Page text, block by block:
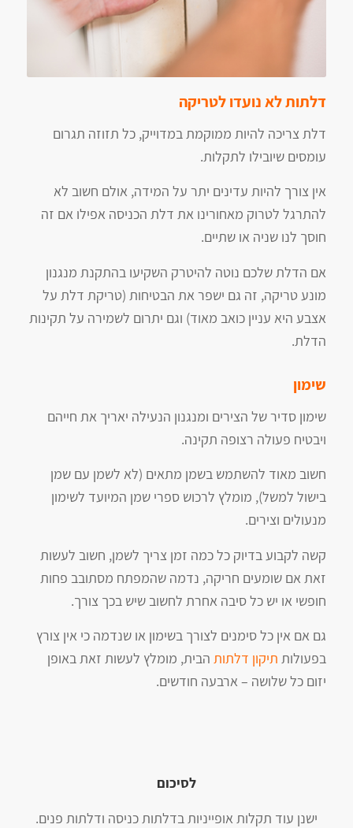
דלתות לא נועדו לטריקה
דלת צריכה להיות ממוקמת במדוייק, כל תזוזה תגרום
עומסים שיובילו לתקלות.
אין צורך להיות עדינים יתר על המידה, אולם חשוב לא
להתרגל לטרוק מאחורינו את דלת הכניסה אפילו אם זה
חוסך לנו שניה או שתיים.
אם הדלת שלכם נוטה להיטרק השקיעו בהתקנת מנגנון
מונע טריקה, זה גם ישפר את הבטיחות (טריקת דלת על
אצבע היא עניין כואב מאוד) וגם יתרום לשמירה על תקינות
הדלת.
שימון
שימון סדיר של הצירים ומנגנון הנעילה יאריך את חייהם
ויבטיח פעולה רצופה תקינה.
חשוב מאוד להשתמש בשמן מתאים (לא לשמן עם שמן
בישול למשל), מומלץ לרכוש ספרי שמן המיועד לשימון
מנעולים וצירים.
קשה לקבוע בדיוק כל כמה זמן צריך לשמן, חשוב לעשות
זאת אם שומעים חריקה, נדמה שהמפתח מסתובב פחות
חופשי או יש כל סיבה אחרת לחשוב שיש בכך צורך.
גם אם אין כל סימנים לצורך בשימון או שנדמה כי אין צורץ
בפעולות תיקון דלתותהבית, מומלץ לעשות זאת באופן
יזום כל שלושה – ארבעה חודשים.
לסיכום
ישנן עוד תקלות אופייניות בדלתות כניסה ודלתות פנים.